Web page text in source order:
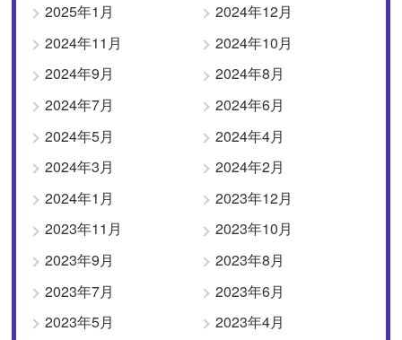
2025年1月
2024年12月
2024年11月
2024年10月
2024年9月
2024年8月
2024年7月
2024年6月
2024年5月
2024年4月
2024年3月
2024年2月
2024年1月
2023年12月
2023年11月
2023年10月
2023年9月
2023年8月
2023年7月
2023年6月
2023年5月
2023年4月